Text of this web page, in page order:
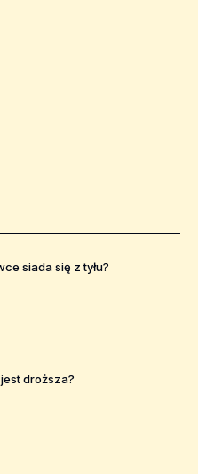
siada się z tyłu?
droższa?